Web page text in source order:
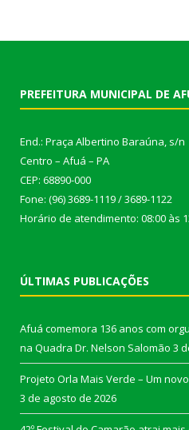
PREFEITURA MUNICIPAL DE
End.: Praça Albertino Baraúna, s/n
Centro – Afuá – PA
CEP: 68890-000
Fone: (96) 3689-1119 / 3689-1122
Horário de atendimento: 08:00 às
ÚLTIMAS PUBLICAÇÕES
Afuá comemora 136 anos com
na Quadra Dr. Nelson Salomão 3
Projeto Orla Mais Verde – Um
3 de agosto de 2026